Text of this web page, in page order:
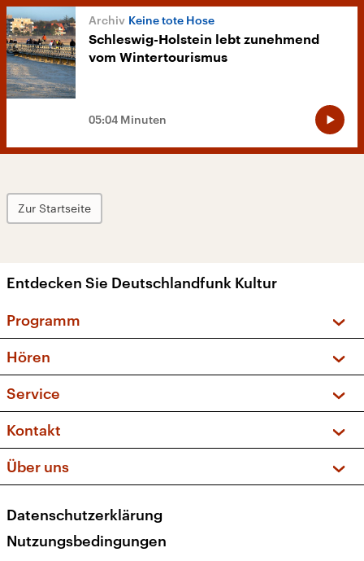
Keine tote Hose
Schleswig-Holstein lebt zunehmend
vom Wintertourismus
05:04 Minuten
Zur Startseite
Entdecken Sie Deutschlandfunk Kultur
Programm
Sendungen und Podcasts
Musikliste
Kakadu – Das Kinderprogramm
Hören
Frequenzen (UKW + DAB+)
Service
FAQ
Apps
Newsletter
Veranstaltungen
Kontakt
Social Media
Über uns
Presse
Karriere
Datenschutzerklärung
Nutzungsbedingungen